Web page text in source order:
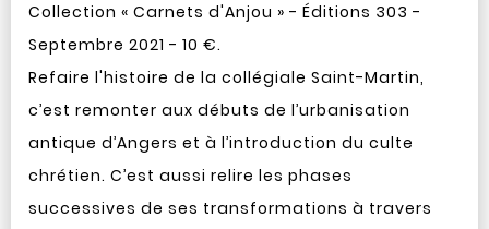
Collection « Carnets d'Anjou » - Éditions 303 -
Septembre 2021 - 10 €.
Refaire l'histoire de la collégiale Saint-Martin,
c’est remonter aux débuts de l’urbanisation
antique d’Angers et à l’introduction du culte
chrétien. C’est aussi relire les phases
successives de ses transformations à travers